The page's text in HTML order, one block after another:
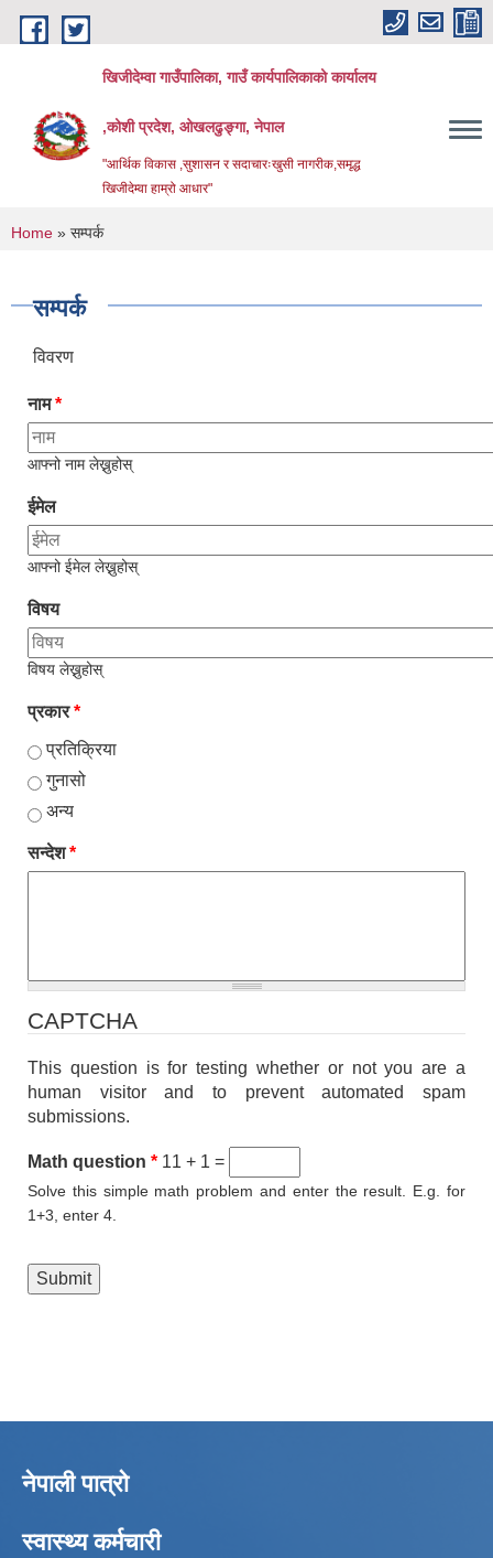
Skip to main content
खिजीदेम्वा गाउँपालिका, गाउँ कार्यपालिकाको कार्यालय
,कोशी प्रदेश, ओखलढुङ्गा, नेपाल
"आर्थिक विकास ,सुशासन र सदाचारःखुसी नागरीक,समृद्ध
खिजीदेम्वा हाम्रो आधार"
You are here
Home » सम्पर्क
सम्पर्क
विवरण
नाम*
आफ्नो नाम लेख्नुहोस्
ईमेल
आफ्नो ईमेल लेख्नुहोस्
विषय
विषय लेख्नुहोस्
प्रकार*
प्रतिक्रिया
गुनासो
अन्य
सन्देश*
CAPTCHA
This question is for testing whether or not you are a
human visitor and to prevent automated spam
submissions.
Math question * 11 + 1 =
Solve this simple math problem and enter the result. E.g. for
1+3, enter 4.
नेपाली पात्रो
स्वास्थ्य कर्मचारी